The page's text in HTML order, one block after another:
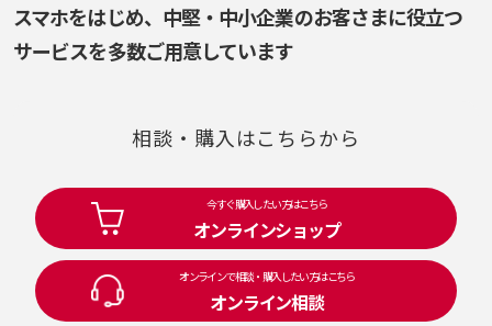
スマホをはじめ、 中堅・中小企業のお客さまに役立つ
サービスを多数ご用意しています
相談・購入はこちらから
今すぐ購入したい方はこちら
オンラインショップ
オンラインで相談・購入したい方はこちら
オンライン相談